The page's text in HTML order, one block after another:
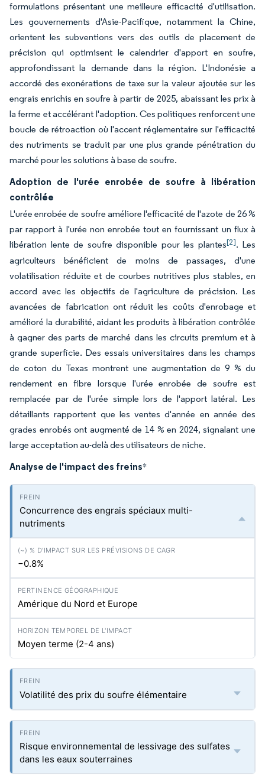
formulations présentant une meilleure efficacité d'utilisation.
Les gouvernements d'Asie-Pacifique, notamment la Chine,
orientent les subventions vers des outils de placement de
précision qui optimisent le calendrier d'apport en soufre,
approfondissant la demande dans la région. L'Indonésie a
accordé des exonérations de taxe sur la valeur ajoutée sur les
engrais enrichis en soufre à partir de 2025, abaissant les prix à
la ferme et accélérant l'adoption. Ces politiques renforcent une
boucle de rétroaction où l'accent réglementaire sur l'efficacité
des nutriments se traduit par une plus grande pénétration du
marché pour les solutions à base de soufre.
Adoption de l'urée enrobée de soufre à libération
contrôlée
L'urée enrobée de soufre améliore l'efficacité de l'azote de 26 %
par rapport à l'urée non enrobée tout en fournissant un flux à
libération lente de soufre disponible pour les plantes[2]. Les
agriculteurs bénéficient de moins de passages, d'une
volatilisation réduite et de courbes nutritives plus stables, en
accord avec les objectifs de l'agriculture de précision. Les
avancées de fabrication ont réduit les coûts d'enrobage et
amélioré la durabilité, aidant les produits à libération contrôlée
à gagner des parts de marché dans les circuits premium et à
grande superficie. Des essais universitaires dans les champs
de coton du Texas montrent une augmentation de 9 % du
rendement en fibre lorsque l'urée enrobée de soufre est
remplacée par de l'urée simple lors de l'apport latéral. Les
détaillants rapportent que les ventes d'année en année des
grades enrobés ont augmenté de 14 % en 2024, signalant une
large acceptation au-delà des utilisateurs de niche.
Analyse de l'impact des freins*
Concurrence des engrais spéciaux multi-
nutriments
−0.8%
Amérique du Nord et Europe
Moyen terme (2-4 ans)
Volatilité des prix du soufre élémentaire
Risque environnemental de lessivage des sulfates
dans les eaux souterraines